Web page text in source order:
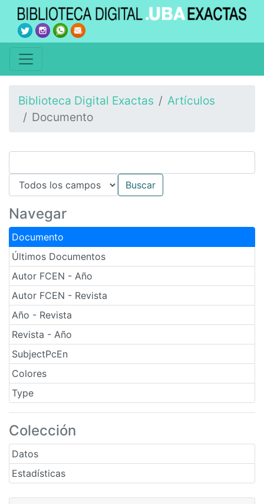
Biblioteca Digital Exactas
Artículos
Documento
Navegar
Documento
Últimos Documentos
Autor FCEN - Año
Autor FCEN - Revista
Año - Revista
Revista - Año
SubjectPcEn
Colores
Type
Colección
Datos
Estadísticas